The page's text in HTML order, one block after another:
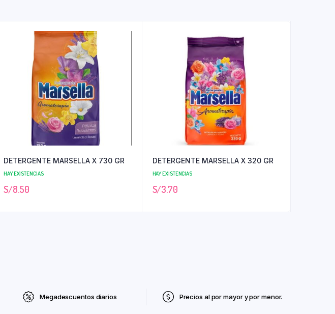
DETERGENTE MARSELLA X 730 GR
HAY EXISTENCIAS
S/8.50
DETERGENTE MARSELLA X 320 GR
HAY EXISTENCIAS
S/3.70
Megadescuentos diarios Precios al por mayor y por menor.